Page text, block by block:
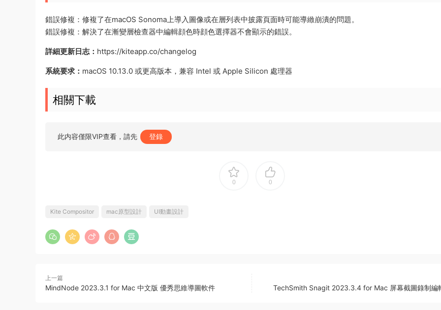
錯誤修複：修複了在macOS Sonoma上導入圖像或在層列表中披露頁面時可能導緻崩潰的問題。
錯誤修複：解決了在漸變層檢查器中編輯顔色時顔色選擇器不會顯示的錯誤。
詳細更新日志： https://kiteapp.co/changelog
系統要求： macOS 10.13.0 或更高版本，兼容 Intel 或 Apple Silicon 處理器
相關下載
此内容僅限VIP查看，請先 登錄
0 0
Kite Compositor mac原型設計 UI動畫設計
上一篇
MindNode 2023.3.1 for Mac 中文版 優秀思維導圖軟件 TechSmith Snagit 2023.3.4 for Mac 屏幕截圖錄制編